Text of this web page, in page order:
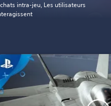
intra-jeu, Les utilisateurs